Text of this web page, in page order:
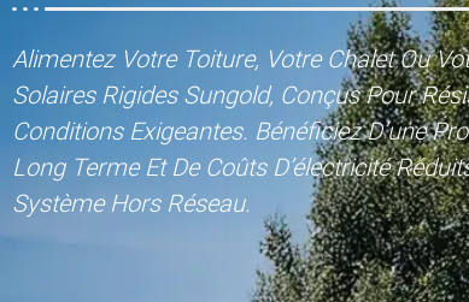
Alimentez Votre Toiture, Votre Chalet Ou
Solaires Rigides Sungold, Conçus Pour
Conditions Exigeantes. Bénéficiez D’une
Long Terme Et De Coûts D’électricité
Système Hors Réseau.